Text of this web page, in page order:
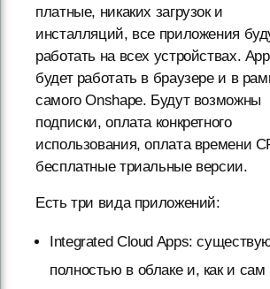
платные, никаких загрузок и
инсталляций, все приложения
работать на всех устройствах.
будет работать в браузере и в
самого Onshape. Будут возможны
подписки, оплата конкретного
использования, оплата времени
бесплатные триальные версии.
Есть три вида приложений:
Integrated Cloud Apps:
полностью в облаке и, как и сам